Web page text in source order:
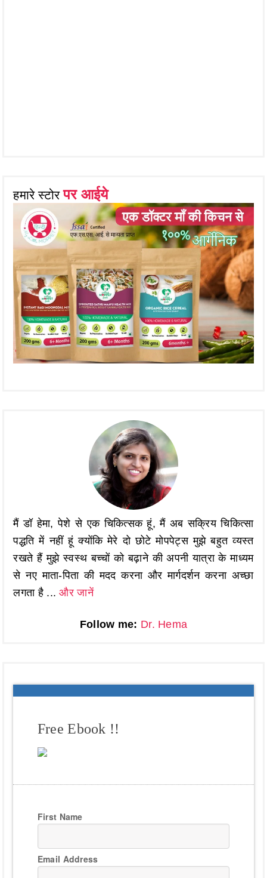
हमारे स्टोरपर आईये
मैं डॉ हेमा, पेशे से एक चिकित्सक हूं, मैं अब सक्रिय चिकित्सा
पद्धति में नहीं हूं क्योंकि मेरे दो छोटे मोपपेट्स मुझे बहुत व्यस्त
रखते हैं मुझे स्वस्थ बच्चों को बढ़ाने की अपनी यात्रा के माध्यम
से नए माता-पिता की मदद करना और मार्गदर्शन करना अच्छा
लगता है ...और जानें
Follow me: Dr. Hema
Free Ebook !!
First Name
Email Address